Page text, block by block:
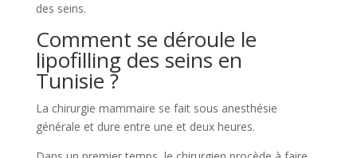
des seins.
Comment se déroule le
lipofilling des seins en
Tunisie ?
La chirurgie mammaire se fait sous anesthésie
générale et dure entre une et deux heures.